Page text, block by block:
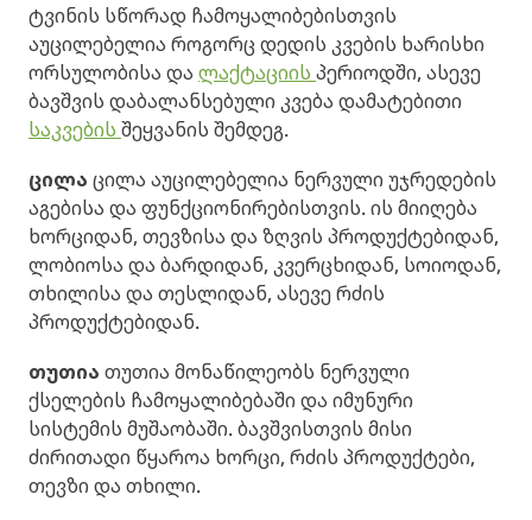
ტვინის სწორად ჩამოყალიბებისთვის
აუცილებელია როგორც დედის კვების ხარისხი
ორსულობისა და ლაქტაციის პერიოდში, ასევე
ბავშვის დაბალანსებული კვება დამატებითი
საკვების შეყვანის შემდეგ.
ცილა ცილა აუცილებელია ნერვული უჯრედების
აგებისა და ფუნქციონირებისთვის. ის მიიღება
ხორციდან, თევზისა და ზღვის პროდუქტებიდან,
ლობიოსა და ბარდიდან, კვერცხიდან, სოიოდან,
თხილისა და თესლიდან, ასევე რძის
პროდუქტებიდან.
თუთია თუთია მონაწილეობს ნერვული
ქსელების ჩამოყალიბებაში და იმუნური
სისტემის მუშაობაში. ბავშვისთვის მისი
ძირითადი წყაროა ხორცი, რძის პროდუქტები,
თევზი და თხილი.